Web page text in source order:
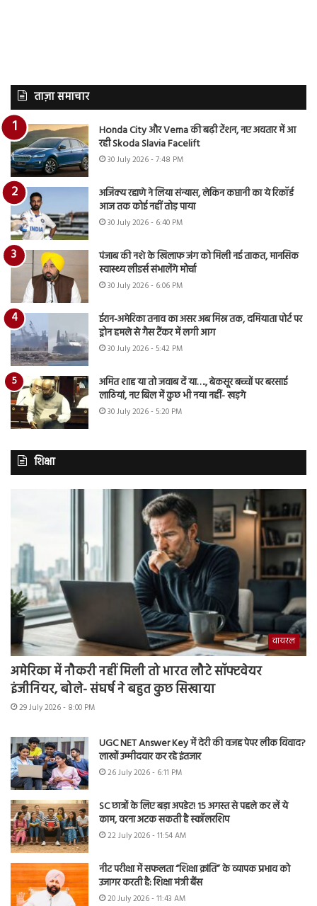
ताज़ा समाचार
Honda City और Verna की बढ़ी टेंशन, नए अवतार में आ
रही Skoda Slavia Facelift
30 July 2026 - 7:48 PM
अजिंक्य रहाणे ने लिया संन्यास, लेकिन कप्तानी का ये रिकॉर्ड
आज तक कोई नहीं तोड़ पाया
30 July 2026 - 6:40 PM
पंजाब की नशे के खिलाफ जंग को मिली नई ताकत, मानसिक
स्वास्थ्य लीडर्स संभालेंगे मोर्चा
30 July 2026 - 6:06 PM
ईरान-अमेरिका तनाव का असर अब मिस्र तक, दमियाता पोर्ट पर
ड्रोन हमले से गैस टैंकर में लगी आग
30 July 2026 - 5:42 PM
अमित शाह या तो जवाब दें या…., बेकसूर बच्चों पर बरसाई
लाठियां, नए बिल में कुछ भी नया नहीं- खड़गे
30 July 2026 - 5:20 PM
शिक्षा
वायरल
अमेरिका में नौकरी नहीं मिली तो भारत लौटे सॉफ्टवेयर
इंजीनियर, बोले- संघर्ष ने बहुत कुछ सिखाया
29 July 2026 - 8:00 PM
UGC NET Answer Key में देरी की वजह पेपर लीक विवाद?
लाखों उम्मीदवार कर रहे इंतजार
26 July 2026 - 6:11 PM
SC छात्रों के लिए बड़ा अपडेट! 15 अगस्त से पहले कर लें ये
काम, वरना अटक सकती है स्कॉलरशिप
22 July 2026 - 11:54 AM
नीट परीक्षा में सफलता “शिक्षा क्रांति” के व्यापक प्रभाव को
उजागर करती है: शिक्षा मंत्री बैंस
20 July 2026 - 11:43 AM